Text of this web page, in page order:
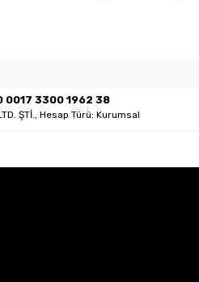
0017 3300 1962 38
ŞTİ., Hesap Türü: Kurumsal